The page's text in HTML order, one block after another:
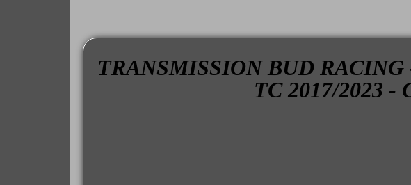
TRANSMISSION BUD RACING
TC 2017/2023 -